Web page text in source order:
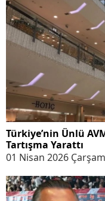
Türkiye’nin Ünlü
Tartışma Yarattı
01 Nisan 2026